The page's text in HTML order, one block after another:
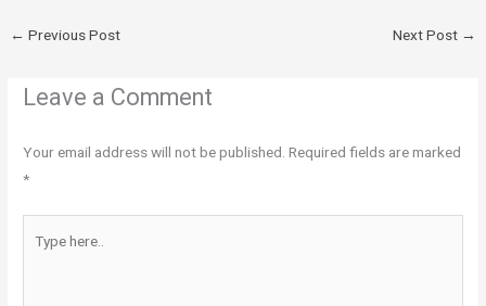
← Previous Post Next Post →
Leave a Comment
Your email address will not be published. Required fields are marked
*
here..